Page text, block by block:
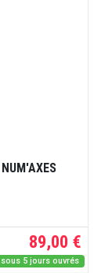
89,00 €
5 jours ouvrés